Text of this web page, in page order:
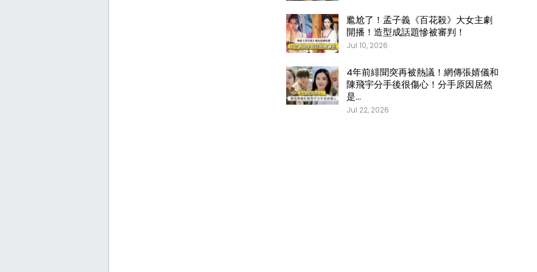
尷尬了！孟子義《百花殺》大女主劇
開播！造型成話題慘被審判！
Jul 10, 2026
4年前緋聞突再被熱議！網傳張婧儀和
陳飛宇分手後很傷心！分手原因居然
是…
Jul 22, 2026